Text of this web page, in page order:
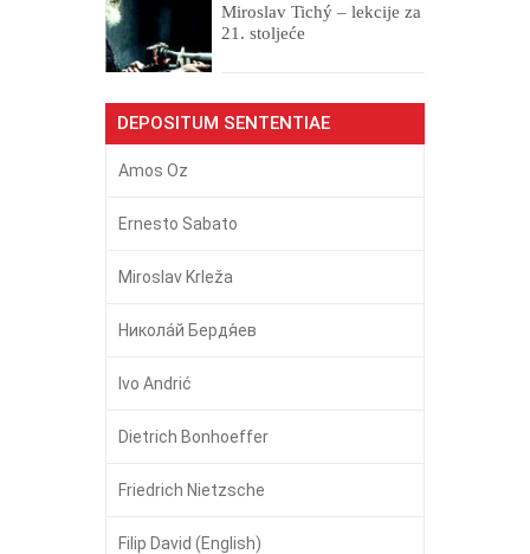
Miroslav Tichý – lekcije za
21. stoljeće
DEPOSITUM SENTENTIAE
Amos Oz
Ernesto Sabato
Miroslav Krleža
Никола́й Бердя́ев
Ivo Andrić
Dietrich Bonhoeffer
Friedrich Nietzsche
Filip David (English)